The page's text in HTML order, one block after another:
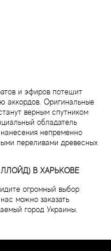
и эфиров потешит
аккордов. Оригинальные
верным спутником
обладатель
непременно
переливами древесных
ЛЛОЙД) В ХАРЬКОВЕ
огромный выбор
можно заказать
город Украины.